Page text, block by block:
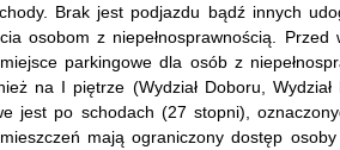
Brak jest podjazdu bądź innych
osobom z niepełnosprawnością.
parkingowe dla osób z
na I piętrze (Wydział Doboru, Wydział
jest po schodach (27 stopni),
mają ograniczony dostęp